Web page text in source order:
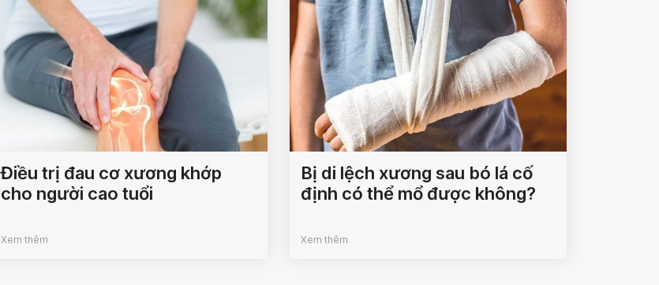
Điều trị đau cơ xương khớp
cho người cao tuổi
Xem thêm
Bị di lệch xương sau bó lá cố
định có thể mổ được không?
Xem thêm